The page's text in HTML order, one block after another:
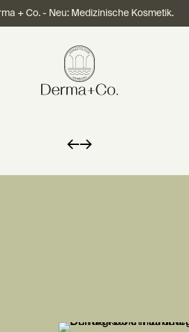
+ Co. - Neu: Medizinische Kosmetik.
←→